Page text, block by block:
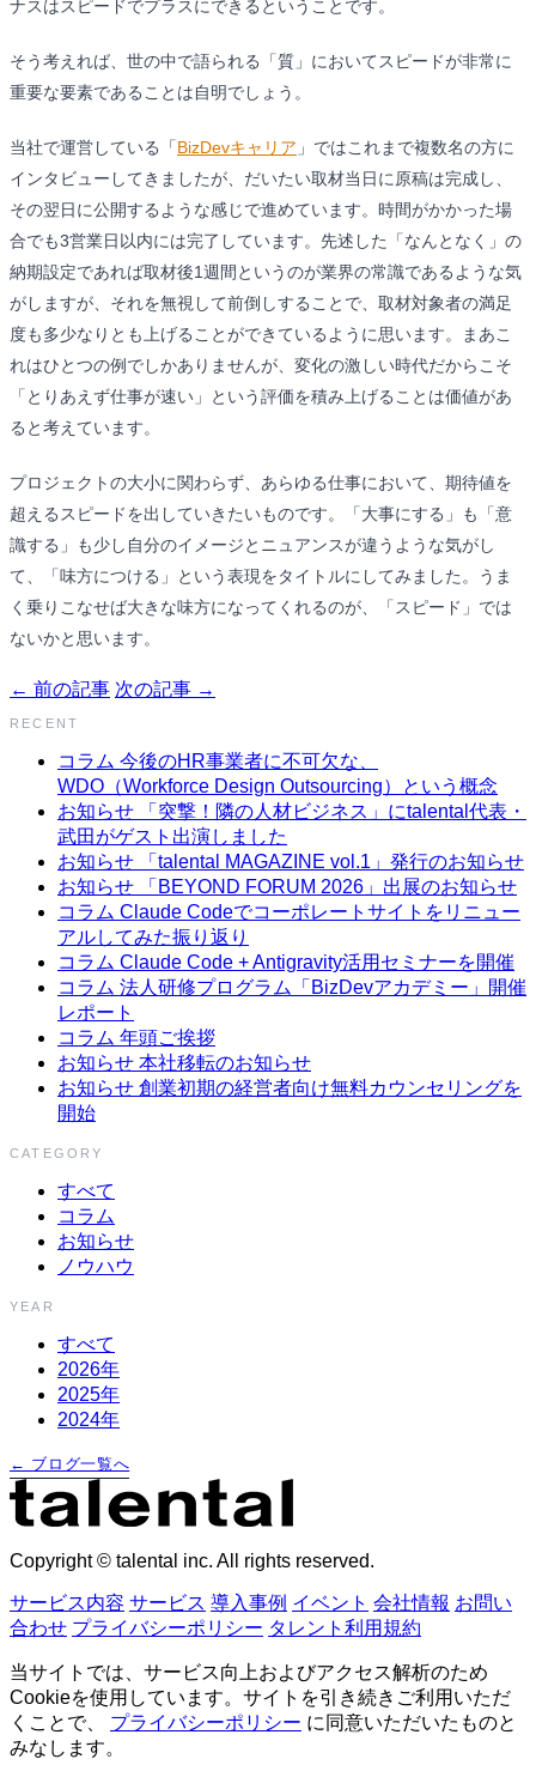
ナスはスピードでプラスにできるということです。
そう考えれば、世の中で語られる「質」においてスピードが非常に
重要な要素であることは自明でしょう。
当社で運営している「BizDevキャリア 」ではこれまで複数名の方に
インタビューしてきましたが、だいたい取材当日に原稿は完成し、
その翌日に公開するような感じで進めています。時間がかかった場
合でも3営業日以内には完了しています。先述した「なんとなく」の
納期設定であれば取材後1週間というのが業界の常識であるような気
がしますが、それを無視して前倒しすることで、取材対象者の満足
度も多少なりとも上げることができているように思います。まあこ
れはひとつの例でしかありませんが、変化の激しい時代だからこそ
「とりあえず仕事が速い」という評価を積み上げることは価値があ
ると考えています。
プロジェクトの大小に関わらず、あらゆる仕事において、期待値を
超えるスピードを出していきたいものです。「大事にする」も「意
識する」も少し自分のイメージとニュアンスが違うような気がし
て、「味方につける」という表現をタイトルにしてみました。うま
く乗りこなせば大きな味方になってくれるのが、「スピード」では
ないかと思います。
← 前の記事 次の記事 →
RECENT
コラム 今後のHR事業者に不可欠な、
WDO（Workforce Design Outsourcing）という概念
お知らせ 「突撃！隣の人材ビジネス」にtalental代表・
武田がゲスト出演しました
お知らせ 「talental MAGAZINE vol.1」発行のお知らせ
お知らせ 「BEYOND FORUM 2026」出展のお知らせ
コラム Claude Codeでコーポレートサイトをリニュー
アルしてみた振り返り
コラム Claude Code + Antigravity活用セミナーを開催
コラム 法人研修プログラム「BizDevアカデミー」開催
レポート
コラム 年頭ご挨拶
お知らせ 本社移転のお知らせ
お知らせ 創業初期の経営者向け無料カウンセリングを
開始
CATEGORY
すべて
コラム
お知らせ
ノウハウ
YEAR
すべて
2026年
2025年
2024年
← ブログ一覧へ
Copyright © talental inc. All rights reserved.
サービス内容 サービス 導入事例 イベント 会社情報 お問い
合わせ プライバシーポリシー タレント利用規約
当サイトでは、サービス向上およびアクセス解析のため
Cookieを使用しています。サイトを引き続きご利用いただ
くことで、 プライバシーポリシー に同意いただいたものと
みなします。